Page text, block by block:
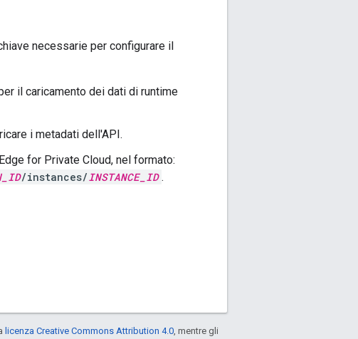
necessarie per configurare il
il caricamento dei dati di runtime
i metadati dell'API.
for Private Cloud, nel formato:
/instances/INSTANCE_ID .
licenza Creative Commons Attribution 4.0, mentre gli